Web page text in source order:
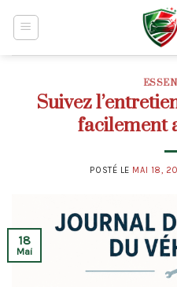
Suivez
facilement
POSTÉ LE MAI 18,
18
Mai